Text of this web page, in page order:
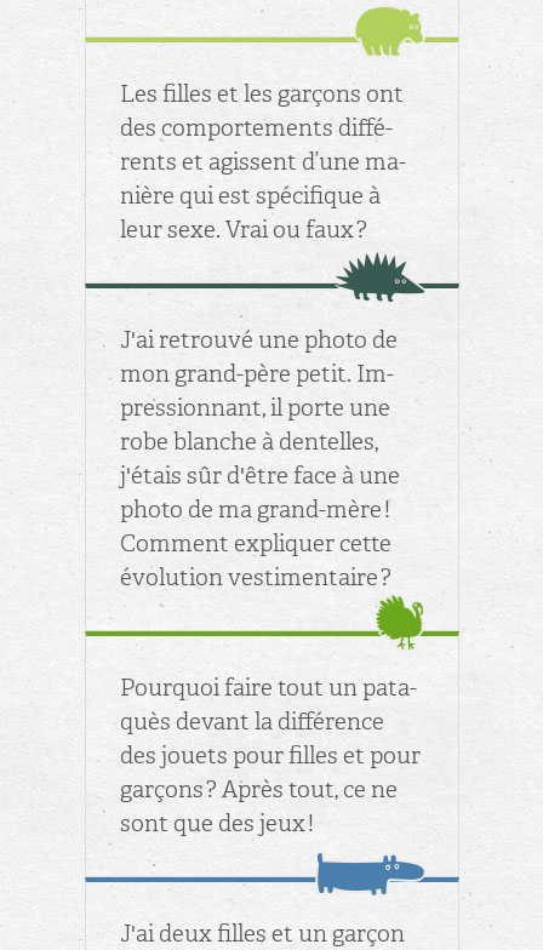
Les filles et les gar­çons ont
des com­por­te­ments dif­fé­
rents et agissent d’une ma­
nière qui est spé­ci­fique à
leur sexe. Vrai ou faux ?
J'ai re­trouvé une photo de
mon grand-père petit. Im­
pres­sion­nant, il porte une
robe blanche à den­telles,
j'étais sûr d'être face à une
photo de ma grand-mère !
Com­ment ex­pli­quer cette
évo­lu­tion ves­ti­men­taire ?
Pour­quoi faire tout un pa­ta­
quès de­vant la dif­fé­rence
des jouets pour filles et pour
gar­çons ? Après tout, ce ne
sont que des jeux !
J'ai deux filles et un gar­çon